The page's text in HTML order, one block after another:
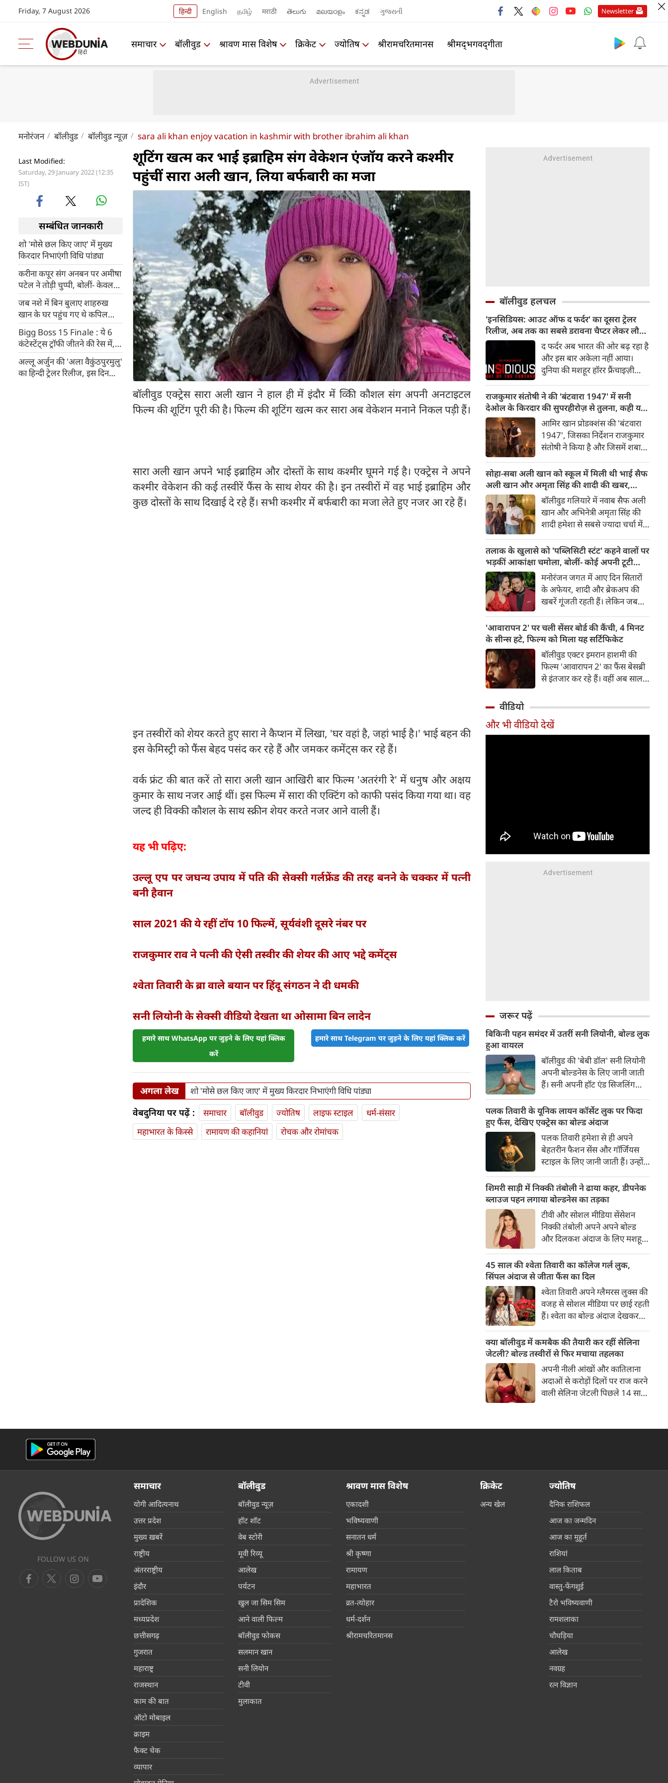
Friday, 7 August 2026 हिन्दी English தமிழ் मराठी తెలుగు മലയാളം ಕನ್ನಡ ગુજરાતી Newsletter
समाचार बॉलीवुड श्रावण मास विशेष क्रिकेट ज्योतिष श्रीरामचरितमानस श्रीमद्‍भगवद्‍गीता
मनोरंजन बॉलीवुड बॉलीवुड न्यूज़ sara ali khan enjoy vacation in kashmir with brother ibrahim ali khan
Last Modified:
Saturday, 29 January 2022 (12:35
IST)
सम्बंधित जानकारी
शो 'मोसे छल किए जाए' में मुख्य
किरदार निभाएंगी विधि पांड्या
करीना कपूर संग अनबन पर अमीषा
पटेल ने तोड़ी चुप्पी, बोलीं- केवल
उनका काम जानती हूं...
जब नशे में बिन बुलाए शाहरुख
खान के घर पहुंच गए थे कपिल
शर्मा, किग खान बोले- मेरे बेडरूम
का दरवाजा खुला होगा तो...
Bigg Boss 15 Finale : ये 6
कंटेस्टेंट्स ट्रॉफी जीतने की रेस में,
जानिए कब और कहां देख सकेंगे
ग्रैंड फिनाले
अल्लू अर्जुन की 'अला वैकुंठपुरमुलु'
का हिन्दी ट्रेलर रिलीज, इस दिन
शूटिंग खत्म कर भाई इब्राहिम संग वेकेशन एंजॉय करने कश्मीर
पहुंचीं सारा अली खान, लिया बर्फबारी का मजा
बॉलीवुड एक्ट्रेस सारा अली खान ने हाल ही में इंदौर में व्किी कौशल संग अपनी अनटाइटल
फिल्म की शूटिंग पूरी की है। फिल्म की शूटिंग खत्म कर सारा अब वेकेशन मनाने निकल पड़ी हैं।
सारा अली खान अपने भाई इब्राहिम और दोस्तों के साथ कश्मीर घूमने गई है। एक्ट्रेस ने अपने
कश्मीर वेकेशन की कई तस्वीरें फैंस के साथ शेयर की है। इन तस्वीरों में वह भाई इब्राहिम और
कुछ दोस्तों के साथ दिखाई दे रहे हैं। सभी कश्मीर में बर्फबारी का मजा लेते हुए नजर आ रहे हैं।
इन तस्वीरों को शेयर करते हुए सारा ने कैप्शन में लिखा, 'घर वहां है, जहां भाई है।' भाई बहन की
इस केमिस्ट्री को फैंस बेहद पसंद कर रहे हैं और जमकर कमेंट्स कर रहे हैं।
वर्क फ्रंट की बात करें तो सारा अली खान आखिरी बार फिल्म 'अतरंगी रे' में धनुष और अक्षय
कुमार के साथ नजर आई थीं। इस फिल्म में सारा की एक्टिंग को काफी पसंद किया गया था। वह
जल्द ही विक्की कौशल के साथ स्क्रीन शेयर करते नजर आने वाली हैं।
यह भी पढ़िए:
उल्लू एप पर जघन्य उपाय में पति की सेक्सी गर्लफ्रेंड की तरह बनने के चक्कर में पत्नी
बनी हैवान
साल 2021 की ये रहीं टॉप 10 फिल्में, सूर्यवंशी दूसरे नंबर पर
राजकुमार राव ने पत्नी की ऐसी तस्वीर की शेयर की आए भद्दे कमेंट्स
श्वेता तिवारी के ब्रा वाले बयान पर हिंदू संगठन ने दी धमकी
सनी लियोनी के सेक्सी वीडियो देखता था ओसामा बिन लादेन
हमारे साथ WhatsApp पर जुड़ने के लिए यहां क्लिक
करें
हमारे साथ Telegram पर जुड़ने के लिए यहां क्लिक करें
अगला लेख शो 'मोसे छल किए जाए' में मुख्य किरदार निभाएंगी विधि पांड्या
वेबदुनिया पर पढ़ें : समाचार बॉलीवुड ज्योतिष लाइफ स्‍टाइल
धर्म-संसार
महाभारत के किस्से
रामायण की कहानियां रोचक और रोमांचक
बॉलीवुड हलचल
'इनसिडियस: आउट ऑफ द फर्दर' का दूसरा ट्रेलर
रिलीज, अब तक का सबसे डरावना चैप्टर लेकर लौट
रही हॉरर फ्रैंचाइजीद फर्दर अब भारत की ओर बढ़ रहा है
और इस बार अकेला नहीं आया।
दुनिया की मशहूर हॉरर फ्रैंचाइज़ी
चुका है, जो दर्शकों को इस डरावनी
दुनिया में और गहराई तक ले जाता है।
रोंगटे खड़े कर देने वाले नए दृश्यों से
भरपूर यह ट्रेलर इनसिडियस सीरीज़
के अब तक के सबसे डरावने और
सबसे अंधेरे अध्याय की झलक देता
है।
राजकुमार संतोषी ने की 'बंटवारा 1947' में सनी
देओल के किरदार की सुपरहीरोज़ से तुलना, कही यह
बात
आमिर खान प्रोडक्शंस की 'बंटवारा
1947', जिसका निर्देशन राजकुमार
संतोषी ने किया है और जिसमें शबाना
जिंटा मुख्य भूमिकाओं में हैं, 14
अगस्त 2026 को दुनियाभर के
सिनेमाघरों में रिलीज़ होगी। हाल ही में
रिलीज हुए फिल्म के ट्रेलर ने भारत के
बंटवारे के दर्दनाक इतिहास की दमदार
झलक दिखाकर दर्शकों के बीच
फिल्म को लेकर उत्साह और भी बढ़ा
दिया है।
सोहा-सबा अली खान को स्कूल में मिली थी भाई सैफ
अली खान और अमृता सिंह की शादी की खबर,
बताया चौंकाने वाला किस्साबॉलीवुड गलियारे में नवाब सैफ अली
खान और अभिनेत्री अमृता सिंह की
शादी हमेशा से सबसे ज्यादा चर्चा में
साल 1991 में हुई इस शादी को
लेकर आज भी कई ऐसे राज़ हैं,
जिनसे पर्दा उठना बाकी है। हाल ही में
सैफ अली खान की बहनों—अभिनेत्री
सोहा अली खान और सबा अली खान
ने इस शादी से जुड़ा एक बेहद
दिलचस्प और चौंकाने वाला किस्सा
साझा किया है।
तलाक के खुलासे को 'पब्लिसिटी स्टंट' कहने वालों पर
भड़कीं आकांक्षा चमोला, बोलीं- कोई अपनी टूटी
शादी का तमाशा नहीं बनातामनोरंजन जगत में आए दिन सितारों
के अफेयर, शादी और ब्रेकअप की
खबरें गूंजती रहती हैं। लेकिन जब
पॉपुलर कपल्स के अलग होने की
खबर आती है, तो फैंस का दिल टूट
जाता है। टीवी इंडस्ट्री के मशहूर और
टैलेंटेड एक्टर गौरव खन्ना और उनकी
पत्नी व एक्ट्रेस आकांक्षा चमोला इन
दिनों अपने रिश्ते को लेकर जबरदस्त
'आवारापन 2' पर चली सेंसर बोर्ड की कैंची, 4 मिनट
के सीन्स हटे, फिल्म को मिला यह सर्टिफिकेट
बॉलीवुड एक्टर इमरान हाशमी की
फिल्म 'आवारापन 2' का फैंस बेसब्री
से इंतजार कर रहे हैं। वहीं अब साल
फिल्म सर्टिफिकेशन (CBFC) से हरी
झंडी मिल गई है।
वीडियो
और भी वीडियो देखें
जरूर पढ़ें
बिकिनी पहन समंदर में उतरीं सनी लियोनी, बोल्ड लुक
हुआ वायरल
बॉलीवुड की 'बेबी डॉल' सनी लियोनी
अपनी बोल्डनेस के लिए जानी जाती
हैं। सनी अपनी हॉट एंड सिजलिंग
रहती हैं। फैंस सनी लियोनी की तस्वीरों
का बेसब्री से इंतजार करते हैं। इस बार
सनी लियोनी ने मालदीव वेकेशन से
अपनी कुछ बोल्ड तस्वीरें शेयर की है।
पलक तिवारी के यूनिक लायन कॉर्सेट लुक पर फिदा
हुए फैंस, देखिए एक्ट्रेस का बोल्ड अंदाज
पलक तिवारी हमेशा से ही अपने
बेहतरीन फैशन सेंस और गॉर्जियस
स्टाइल के लिए जानी जाती हैं। उन्होंने
फिर फैंस का दिल जीत लिया है।
पलक ने एक बेहद यूनीक और
स्टाइलिश गोल्डन कॉर्सेट टॉप में
अपनी कुछ तस्वीरें शेयर की है।
शिमरी साड़ी में निक्की तंबोली ने ढाया कहर, डीपनेक
ब्लाउज पहन लगाया बोल्डनेस का तड़का
टीवी और सोशल मीडिया सेंसेशन
निक्की तंबोली अपने अपने बोल्ड
और दिलकश अंदाज के लिए मशहूर
इंटरनेट पर तहलका मचाती रहती हैं।
इस बार निक्की ने मरून कलर की
साड़ी में अपनी कुछ सुपर सिजलिंग
तस्वीरें शेयर की है। खूबसूरत शिमरी
साड़ी में निक्की की अदाएं देखने
लायक है।
45 साल की श्वेता तिवारी का कॉलेज गर्ल लुक,
सिंपल अंदाज से जीता फैंस का दिल
श्वेता तिवारी अपने ग्लैमरस लुक्स की
वजह से सोशल मीडिया पर छाई रहती
हैं। श्वेता का बोल्ड अंदाज देखकर
बच्चों की मां हैं। 45 साल की श्वेता
तिवारी की तस्वीरों पर फैंस जमकर
प्यार लुटाते हैं। इस बार श्वेता तिवारी
ने वेकेशन से अपनी कुछ तस्वीरें शेयर
की है।
क्या बॉलीवुड में कमबैक की तैयारी कर रहीं सेलिना
जेटली? बोल्ड तस्वीरों से फिर मचाया तहलका
अपनी नीली आंखों और कातिलाना
अदाओं से करोड़ों दिलों पर राज करने
वाली सेलिना जेटली पिछले 14 साल
फिल्म 'थैंक यू' में देखा गया था।
FOLLOW US ON
समाचार
योगी आदित्यनाथ
उत्तर प्रदेश
मुख्य ख़बरें
राष्ट्रीय
अंतरराष्ट्रीय
इंदौर
प्रादेशिक
मध्यप्रदेश
छत्तीसगढ़
गुजरात
महाराष्ट्र
राजस्थान
काम की बात
ऑटो मोबाइल
क्राइम
फैक्ट चेक
व्यापार
बॉलीवुड
बॉलीवुड न्यूज़
हॉट शॉट
वेब स्टोरी
मूवी रिव्यू
आलेख
पर्यटन
खुल जा सिम सिम
आने वाली फिल्म
बॉलीवुड फोकस
सलमान खान
सनी लियोन
टीवी
मुलाकात
श्रावण मास विशेष
एकादशी
भविष्यवाणी
सनातन धर्म
श्री कृष्णा
रामायण
महाभारत
व्रत-त्योहार
धर्म-दर्शन
श्रीरामचरितमानस
क्रिकेट
अन्य खेल
ज्योतिष
दैनिक राशिफल
आज का जन्मदिन
आज का मुहूर्त
राशियां
लाल किताब
वास्तु-फेंगशुई
टैरो भविष्यवाणी
रामशलाका
चौघड़िया
आलेख
नवग्रह
रत्न विज्ञान